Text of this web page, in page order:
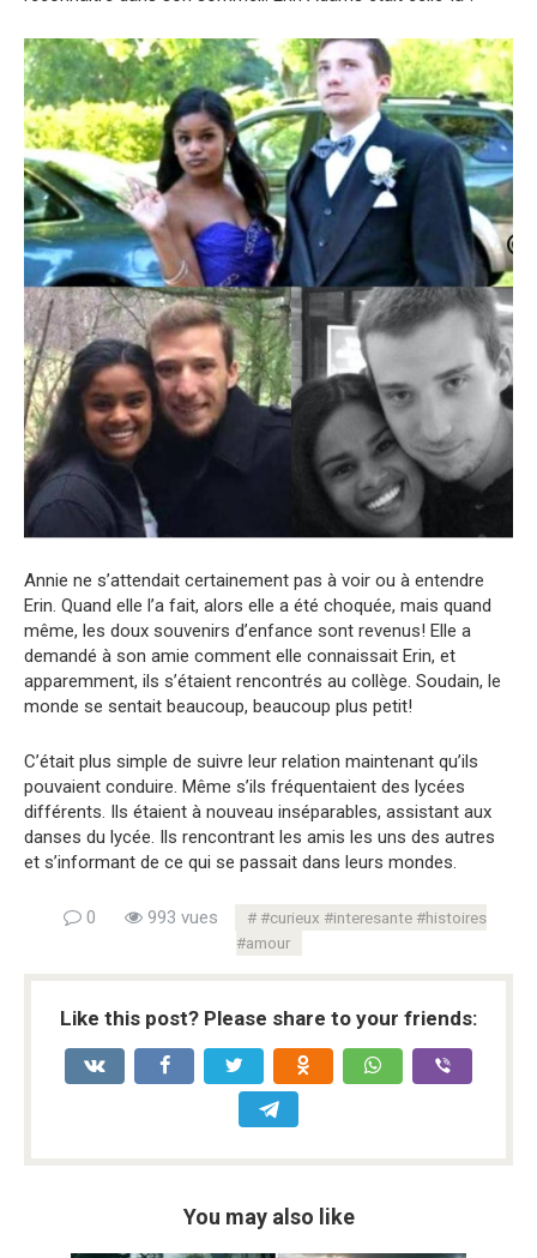
Annie ne s’attendait certainement pas à voir ou à entendre
Erin. Quand elle l’a fait, alors elle a été choquée, mais quand
même, les doux souvenirs d’enfance sont revenus! Elle a
demandé à son amie comment elle connaissait Erin, et
apparemment, ils s’étaient rencontrés au collège. Soudain, le
monde se sentait beaucoup, beaucoup plus petit!
C’était plus simple de suivre leur relation maintenant qu’ils
pouvaient conduire. Même s’ils fréquentaient des lycées
différents. Ils étaient à nouveau inséparables, assistant aux
danses du lycée. Ils rencontrant les amis les uns des autres
et s’informant de ce qui se passait dans leurs mondes.
0 993 vues
#curieux #interesante #histoires
#amour
Like this post? Please share to your friends:
You may also like